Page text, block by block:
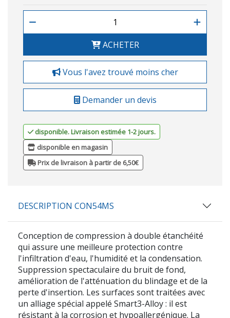
ACHETER
Vous l'avez trouvé moins cher
Demander un devis
disponible. Livraison estimée 1-2 jours.
disponible en magasin
Prix de livraison à partir de 6,50€
DESCRIPTION CON54MS
Conception de compression à double étanchéité
qui assure une meilleure protection contre
l'infiltration d'eau, l'humidité et la condensation.
Suppression spectaculaire du bruit de fond,
amélioration de l'atténuation du blindage et de la
perte d'insertion. Les surfaces sont traitées avec
un alliage spécial appelé Smart3-Alloy : il est
résistant à la corrosion et hypoallergénique. La